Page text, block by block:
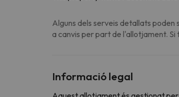
Alguns dels serveis detallats
a canvis per part de l'allotjament.
Informació legal